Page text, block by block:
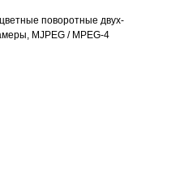
поворотные двух-
MJPEG / MPEG-4